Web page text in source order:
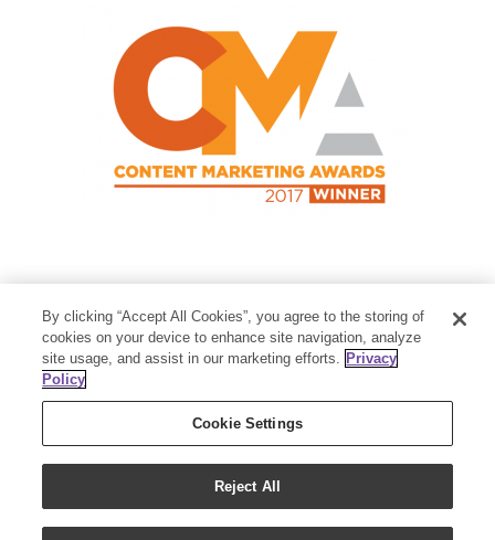
Member Services:
1-800-371-3515
Thanksgiving Point Business Park
3125 Executive Parkway
Lehi, UT 84043
By clicking “Accept All Cookies”, you agree to the storing of
cookies on your device to enhance site navigation, analyze
site usage, and assist in our marketing efforts. Privacy
Policy
Cookie Settings
Reject All